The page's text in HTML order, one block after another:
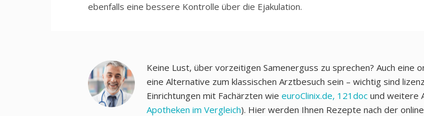
ebenfalls eine bessere Kontrolle über die Ejakulation.
Keine Lust, über vorzeitigen Samenerguss zu sprechen? Auch eine
eine Alternative zum klassischen Arztbesuch sein – wichtig sind
Einrichtungen mit Fachärzten wie euroClinix.de, 121doc und weitere
Apotheken im Vergleich). Hier werden Ihnen Rezepte nach der